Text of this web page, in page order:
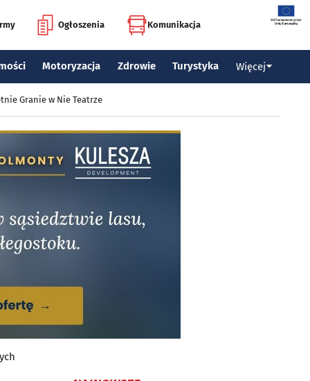
Ogłoszenia Komunikacja
Motoryzacja Zdrowie Turystyka Więcej
Granie w Nie Teatrze